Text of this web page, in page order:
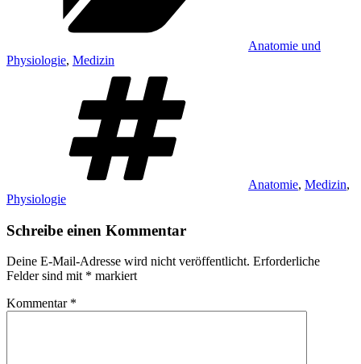
Anatomie und
Physiologie, Medizin
Anatomie, Medizin,
Physiologie
Schreibe einen Kommentar
Deine E-Mail-Adresse wird nicht veröffentlicht. Erforderliche
Felder sind mit * markiert
Kommentar *